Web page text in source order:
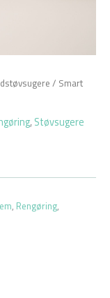
/ Smart
,Støvsugere
, Rengøring,